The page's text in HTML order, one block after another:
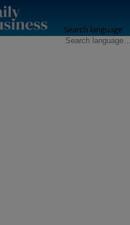
Search language